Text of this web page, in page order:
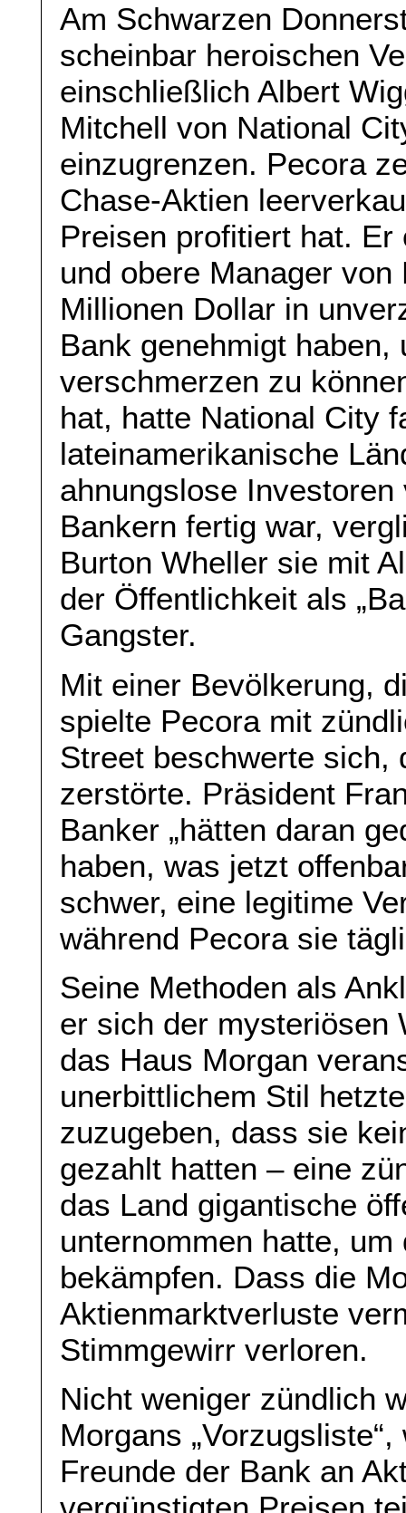
Am Schwarzen
scheinbar heroischen
einschließlich Albert
Mitchell von National
einzugrenzen. Pecora
Chase-Aktien
Preisen profitiert hat.
und obere Manager
Millionen Dollar in
Bank genehmigt
verschmerzen zu
hat, hatte National City
lateinamerikanische
ahnungslose
Bankern fertig war,
Burton Wheller sie mit
der Öffentlichkeit als
Gangster.
Mit einer Bevölkerung,
spielte Pecora mit
Street beschwerte sich,
zerstörte. Präsident
Banker „hätten daran
haben, was jetzt
schwer, eine legitime
während Pecora sie
Seine Methoden als
er sich der mysteriösen
das Haus Morgan
unerbittlichem Stil
zuzugeben, dass sie
gezahlt hatten – eine
das Land gigantische
unternommen hatte,
bekämpfen. Dass die
Aktienmarktverluste
Stimmgewirr verloren.
Nicht weniger zündlich
Morgans
Freunde der Bank an